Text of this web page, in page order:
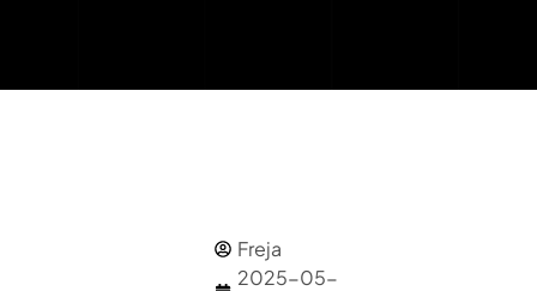
Freja
2025-05-